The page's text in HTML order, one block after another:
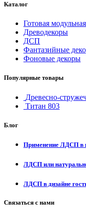
Каталог
Готовая
Древодекоры
ДСП
Фантазийные
Фоновые декоры
Популярные товары
Древесно-
Титан 803
Блог
Применение ЛДСП в
ЛДСП или
ЛДСП в дизайне
Связаться с нами